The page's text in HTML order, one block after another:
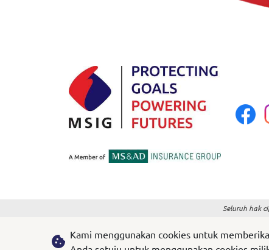
Seluruh hak
Kami menggunakan cookies untuk